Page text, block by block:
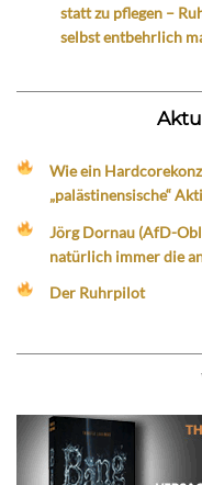
statt zu pflegen –
selbst entbehrlich
Wie ein
„palästinensische“
Jörg Dornau (AfD-
natürlich immer die
Der Ruhrpilot